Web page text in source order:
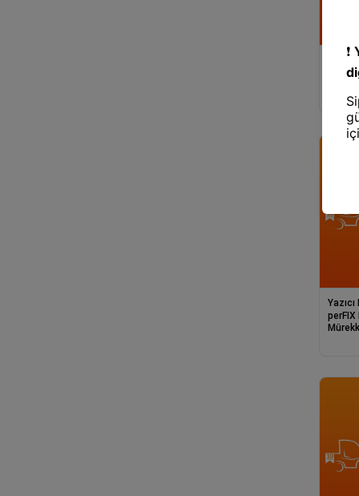
T101UM
perFIX PF